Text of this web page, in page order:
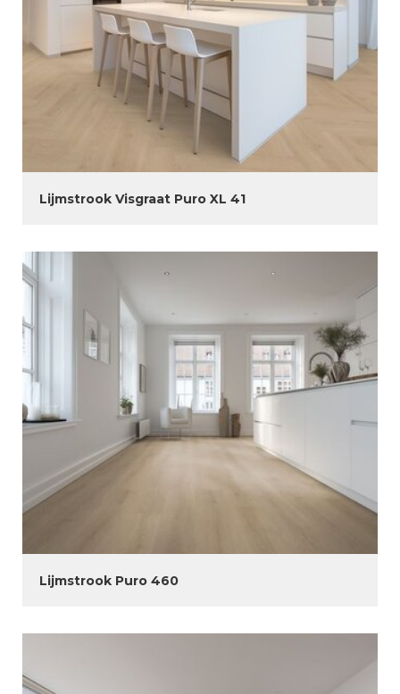
Lijmstrook Visgraat Puro XL 41
Lijmstrook Puro 460